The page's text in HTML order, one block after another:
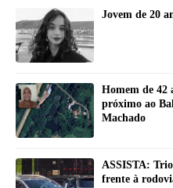
Jovem de 20
Homem de 42
próximo ao
Machado
ASSISTA:
frente à